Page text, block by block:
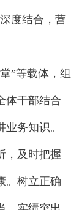
度结合，营
”等载体，组
体干部结合
务知识。
，及时把握
。树立正确